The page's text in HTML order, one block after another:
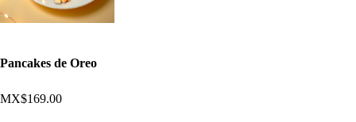
Pancakes de Oreo
MX$169.00